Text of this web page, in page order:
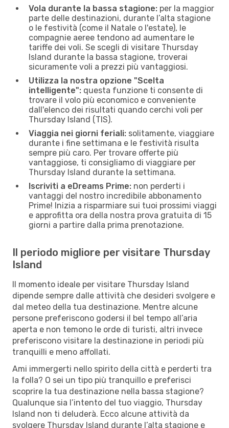
Vola durante la bassa stagione: per la maggior
parte delle destinazioni, durante l’alta stagione
o le festività (come il Natale o l'estate), le
compagnie aeree tendono ad aumentare le
tariffe dei voli. Se scegli di visitare Thursday
Island durante la bassa stagione, troverai
sicuramente voli a prezzi più vantaggiosi.
Utilizza la nostra opzione "Scelta
intelligente": questa funzione ti consente di
trovare il volo più economico e conveniente
dall'elenco dei risultati quando cerchi voli per
Thursday Island (TIS).
Viaggia nei giorni feriali: solitamente, viaggiare
durante i fine settimana e le festività risulta
sempre più caro. Per trovare offerte più
vantaggiose, ti consigliamo di viaggiare per
Thursday Island durante la settimana.
Iscriviti a eDreams Prime: non perderti i
vantaggi del nostro incredibile abbonamento
Prime! Inizia a risparmiare sui tuoi prossimi viaggi
e approfitta ora della nostra prova gratuita di 15
giorni a partire dalla prima prenotazione.
Il periodo migliore per visitare Thursday
Island
Il momento ideale per visitare Thursday Island
dipende sempre dalle attività che desideri svolgere e
dal meteo della tua destinazione. Mentre alcune
persone preferiscono godersi il bel tempo all’aria
aperta e non temono le orde di turisti, altri invece
preferiscono visitare la destinazione in periodi più
tranquilli e meno affollati.
Ami immergerti nello spirito della città e perderti tra
la folla? O sei un tipo più tranquillo e preferisci
scoprire la tua destinazione nella bassa stagione?
Qualunque sia l’intento del tuo viaggio, Thursday
Island non ti deluderà. Ecco alcune attività da
svolgere Thursday Island durante l’alta stagione e